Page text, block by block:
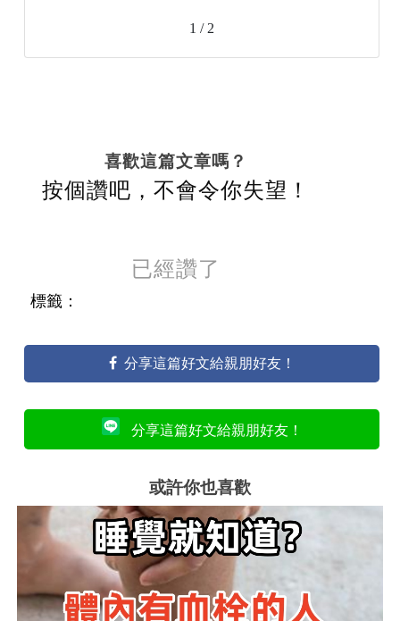
1 / 2
喜歡這篇文章嗎？
按個讚吧，不會令你失望！
已經讚了
標籤：
分享這篇好文給親朋好友！
分享這篇好文給親朋好友！
或許你也喜歡